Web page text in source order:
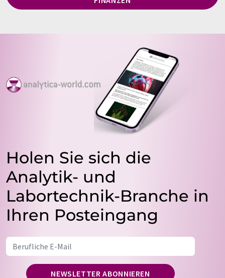
Holen Sie sich die
Analytik- und
Labortechnik-Branche in
Ihren Posteingang
NEWSLETTER ABONNIEREN